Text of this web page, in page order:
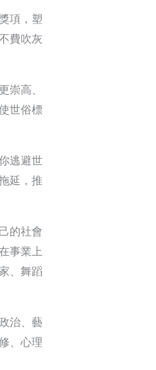
項，塑
費吹灰
崇高、
世俗標
逃避世
延，推
的社會
事業上
、舞蹈
治、藝
、心理